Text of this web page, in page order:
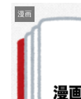
漫画